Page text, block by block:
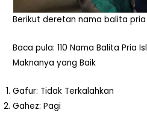
Berikut deretan nama balita pria
Baca pula: 110 Nama Balita Pria
Maknanya yang Baik
Gafur: Tidak Terkalahkan
Gahez: Pagi